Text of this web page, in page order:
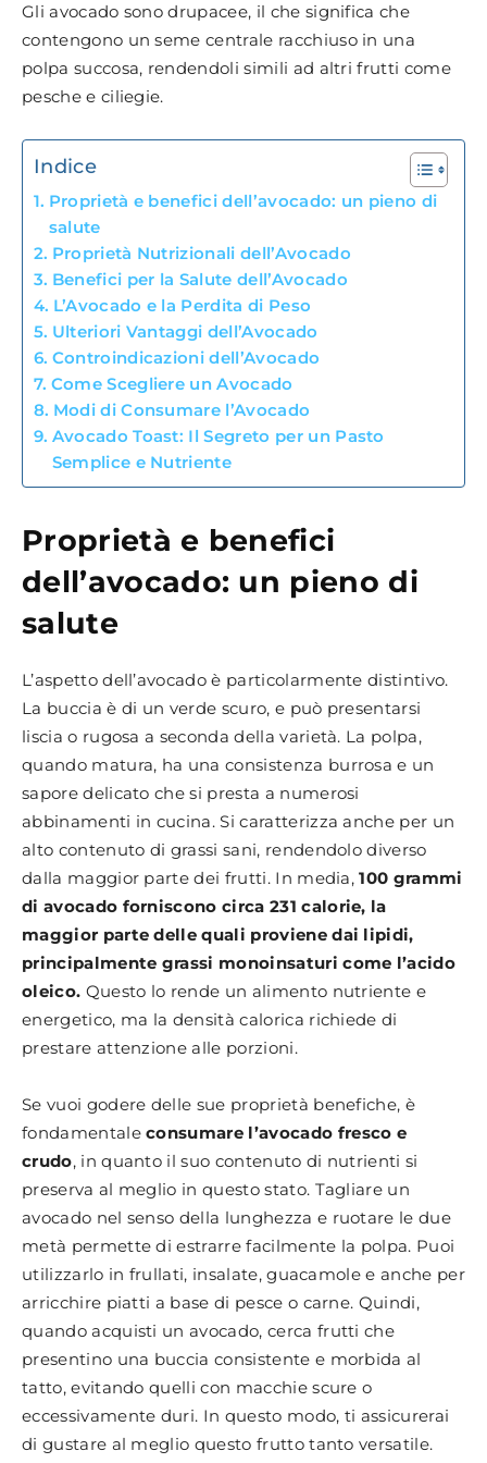
Gli avocado sono drupacee, il che significa che
contengono un seme centrale racchiuso in una
polpa succosa, rendendoli simili ad altri frutti come
pesche e ciliegie.
Indice
Proprietà e benefici dell’avocado: un pieno di
salute
Proprietà Nutrizionali dell’Avocado
Benefici per la Salute dell’Avocado
L’Avocado e la Perdita di Peso
Ulteriori Vantaggi dell’Avocado
Controindicazioni dell’Avocado
Come Scegliere un Avocado
Modi di Consumare l’Avocado
Avocado Toast: Il Segreto per un Pasto
Semplice e Nutriente
Proprietà e benefici
dell’avocado: un pieno di
salute
L’aspetto dell’avocado è particolarmente distintivo.
La buccia è di un verde scuro, e può presentarsi
liscia o rugosa a seconda della varietà. La polpa,
quando matura, ha una consistenza burrosa e un
sapore delicato che si presta a numerosi
abbinamenti in cucina. Si caratterizza anche per un
alto contenuto di grassi sani, rendendolo diverso
dalla maggior parte dei frutti. In media,100 grammi
di avocado forniscono circa 231 calorie, la
maggior parte delle quali proviene dai lipidi,
principalmente grassi monoinsaturi come l’acido
oleico. Questo lo rende un alimento nutriente e
energetico, ma la densità calorica richiede di
prestare attenzione alle porzioni.
Se vuoi godere delle sue proprietà benefiche, è
fondamentaleconsumare l’avocado fresco e
crudo, in quanto il suo contenuto di nutrienti si
preserva al meglio in questo stato. Tagliare un
avocado nel senso della lunghezza e ruotare le due
metà permette di estrarre facilmente la polpa. Puoi
utilizzarlo in frullati, insalate, guacamole e anche per
arricchire piatti a base di pesce o carne. Quindi,
quando acquisti un avocado, cerca frutti che
presentino una buccia consistente e morbida al
tatto, evitando quelli con macchie scure o
eccessivamente duri. In questo modo, ti assicurerai
di gustare al meglio questo frutto tanto versatile.